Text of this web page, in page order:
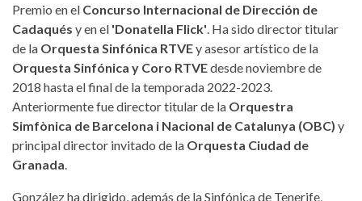
Premio en el Concurso Internacional de Dirección de
Cadaqués y en el 'Donatella Flick'. Ha sido director titular
de la Orquesta Sinfónica RTVEy asesor artístico de la
Orquesta Sinfónica y Coro RTVEdesde noviembre de
2018 hasta el final de la temporada 2022-2023.
Anteriormente fue director titular de la Orquestra
Simfònica de Barcelona i Nacional de Catalunya (OBC) y
principal director invitado de la Orquesta Ciudad de
Granada.
González ha dirigido, además de la Sinfónica de Tenerife,